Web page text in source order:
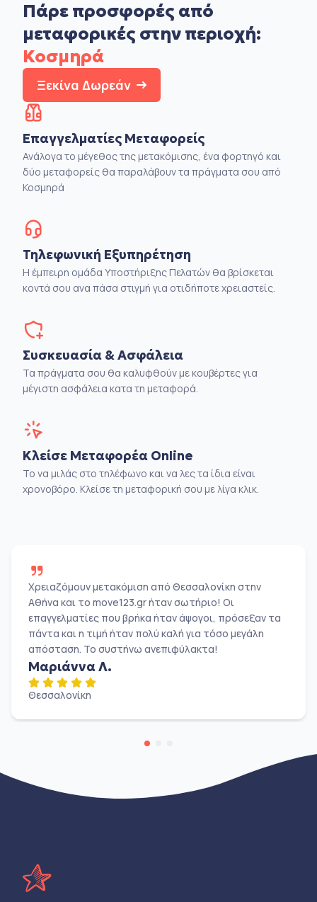
Πάρε προσφορές από
μεταφορικές στην περιοχή:
Κοσμηρά
Ξεκίνα Δωρεάν
Επαγγελματίες Μεταφορείς
Ανάλογα το μέγεθος της μετακόμισης, ένα φορτηγό και
δύο μεταφορείς θα παραλάβουν τα πράγματα σου από
Κοσμηρά
Τηλεφωνική Εξυπηρέτηση
Η έμπειρη ομάδα Υποστήριξης Πελατών θα βρίσκεται
κοντά σου ανα πάσα στιγμή για οτιδήποτε χρειαστείς.
Συσκευασία & Ασφάλεια
Τα πράγματα σου θα καλυφθούν με κουβέρτες για
μέγιστη ασφάλεια κατα τη μεταφορά.
Κλείσε Μεταφορέα Online
Το να μιλάς στο τηλέφωνο και να λες τα ίδια είναι
χρονοβόρο. Κλείσε τη μεταφορική σου με λίγα κλικ.
Χρειαζόμουν μετακόμιση από Θεσσαλονίκη στην
Αθήνα και το move123.gr ήταν σωτήριο! Οι
επαγγελματίες που βρήκα ήταν άψογοι, πρόσεξαν τα
πάντα και η τιμή ήταν πολύ καλή για τόσο μεγάλη
απόσταση. Το συστήνω ανεπιφύλακτα!
Μαριάννα Λ.
Θεσσαλονίκη